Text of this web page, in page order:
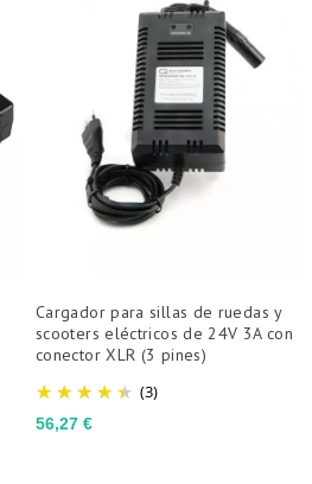
(3)
Precio
56,27 €
Cargador para sillas de ruedas y
scooters eléctricos de 24V 3A con
conector XLR (3 pines)